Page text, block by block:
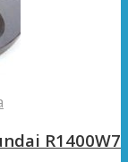
R1400W7